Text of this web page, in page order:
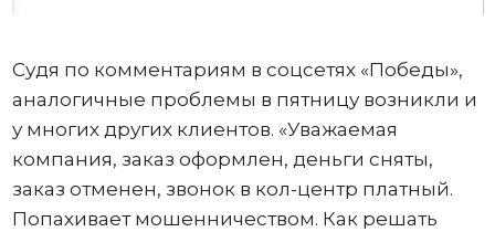
Судя по комментариям в соцсетях «Победы»,
аналогичные проблемы в пятницу возникли и
у многих других клиентов. «Уважаемая
компания, заказ оформлен, деньги сняты,
заказ отменен, звонок в кол-центр платный.
Попахивает мошенничеством. Как решать